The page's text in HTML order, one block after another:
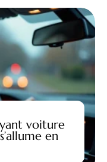
voiture
en